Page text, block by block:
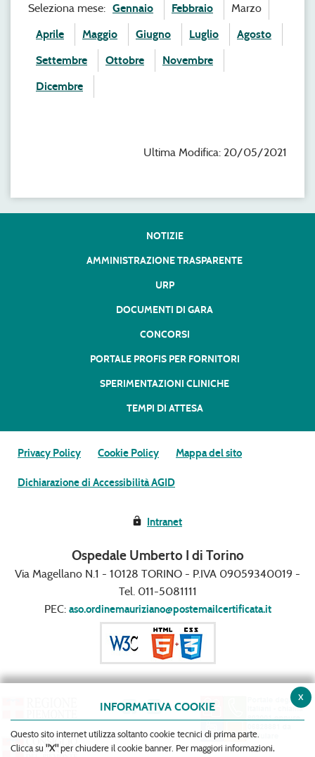
Seleziona mese: Gennaio Febbraio
Marzo
Aprile
Maggio Giugno Luglio
Agosto
Settembre
Ottobre
Novembre
Dicembre
Ultima Modifica: 20/05/2021
NOTIZIE
AMMINISTRAZIONE TRASPARENTE
URP
DOCUMENTI DI GARA
CONCORSI
PORTALE PROFIS PER FORNITORI
SPERIMENTAZIONI CLINICHE
TEMPI DI ATTESA
Privacy Policy Cookie Policy Mappa del sito
Dichiarazione di Accessibilità AGID
Intranet
Ospedale Umberto I di Torino
Via Magellano N.1 - 10128 TORINO - P.IVA 09059340019 -
Tel. 011-5081111
PEC: aso.ordinemauriziano@postemailcertificata.it
x
INFORMATIVA COOKIE
Questo sito internet utilizza soltanto cookie tecnici di prima parte.
Clicca su "X"per chiudere il cookie banner. Per maggiori informazioni,